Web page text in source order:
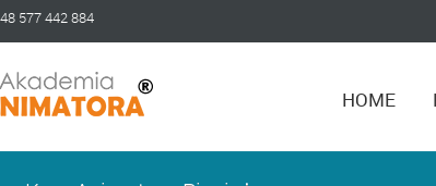
577 442 884
HOME